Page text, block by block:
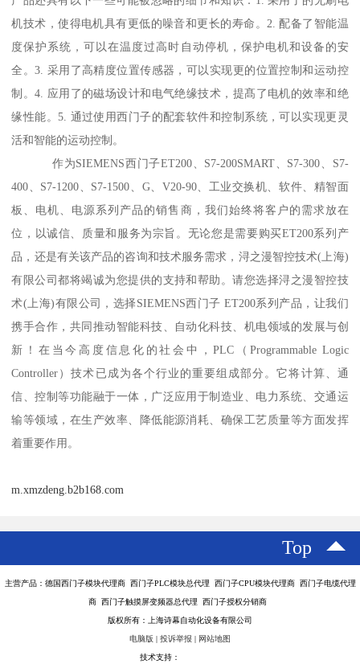
机技术，使得电机具有更低的噪音和更长的寿命。2. 配备了智能温
度保护系统，可以在温度过高时自动停机，保护电机和设备的安
全。3. 采用了高精度位置传感器，可以实现更的位置控制和运动控
制。4. 应用了的磁场设计和电气绝缘技术，提髙了电机的效率和绝
缘性能。5. 通过使用西门子的配套软件和控制系统，可以实现更灵
活和智能的运动控制。
作为SIEMENS西门子ET200、S7-200SMART、S7-300、S7-
400、S7-1200、S7-1500、G、V20-90、工业交换机、软件、精智面
板、电机、电源系列产品的销售商，我们始终将客户的需求放在
位，以诚信、质量和服务为宗旨。无论您是需要购买ET200系列产
品，还是有关该产品的咨询和技术服务需求，浔之漫智控技术(上海)
有限公司都将竭诚为您提供的支持和帮助。请您选择浔之漫智控技
术(上海)有限公司，选择SIEMENS西门子 ET200系列产品，让我们
携手合作，共同推动智能科技、自动化科技、机电领域的发展与创
新！在当今高度信息化的社会中，PLC（Programmable Logic
Controller）技术已成为各个行业的重要组成部分。它将计算、通
信、控制等功能融于一体，广泛应用于制造业、电力系统、交通运
输等领域，在生产效率、降低能源消耗、确保工艺质量等方面发挥
着重要作用。
m.xmzdeng.b2b168.com
Top
主营产品：德国西门子模块代理商 西门子PLC模块总代理 西门子CPU模块代理商 西门子电缆代理
商 西门子触摸屏变频器总代理 西门子授权分销商
版权所有：上海诗幕自动化设备有限公司
电脑版 | 投诉举报 | 网站地图
技术支持：